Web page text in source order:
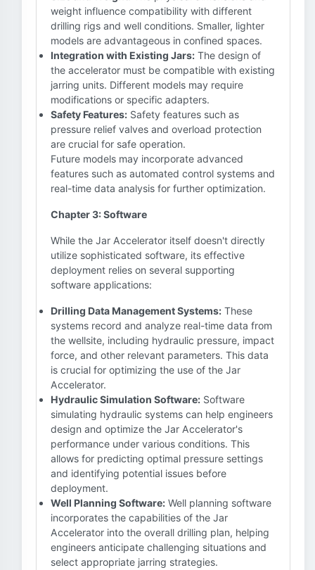
weight influence compatibility with different
drilling rigs and well conditions. Smaller, lighter
models are advantageous in confined spaces.
Integration with Existing Jars: The design of
the accelerator must be compatible with existing
jarring units. Different models may require
modifications or specific adapters.
Safety Features: Safety features such as
pressure relief valves and overload protection
are crucial for safe operation.
Future models may incorporate advanced
features such as automated control systems and
real-time data analysis for further optimization.
Chapter 3: Software
While the Jar Accelerator itself doesn't directly
utilize sophisticated software, its effective
deployment relies on several supporting
software applications:
Drilling Data Management Systems: These
systems record and analyze real-time data from
the wellsite, including hydraulic pressure, impact
force, and other relevant parameters. This data
is crucial for optimizing the use of the Jar
Accelerator.
Hydraulic Simulation Software: Software
simulating hydraulic systems can help engineers
design and optimize the Jar Accelerator's
performance under various conditions. This
allows for predicting optimal pressure settings
and identifying potential issues before
deployment.
Well Planning Software: Well planning software
incorporates the capabilities of the Jar
Accelerator into the overall drilling plan, helping
engineers anticipate challenging situations and
select appropriate jarring strategies.